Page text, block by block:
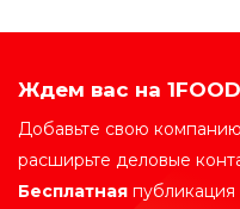
Ждем вас на
Добавьте свою
расширьте деловые
Бесплатная